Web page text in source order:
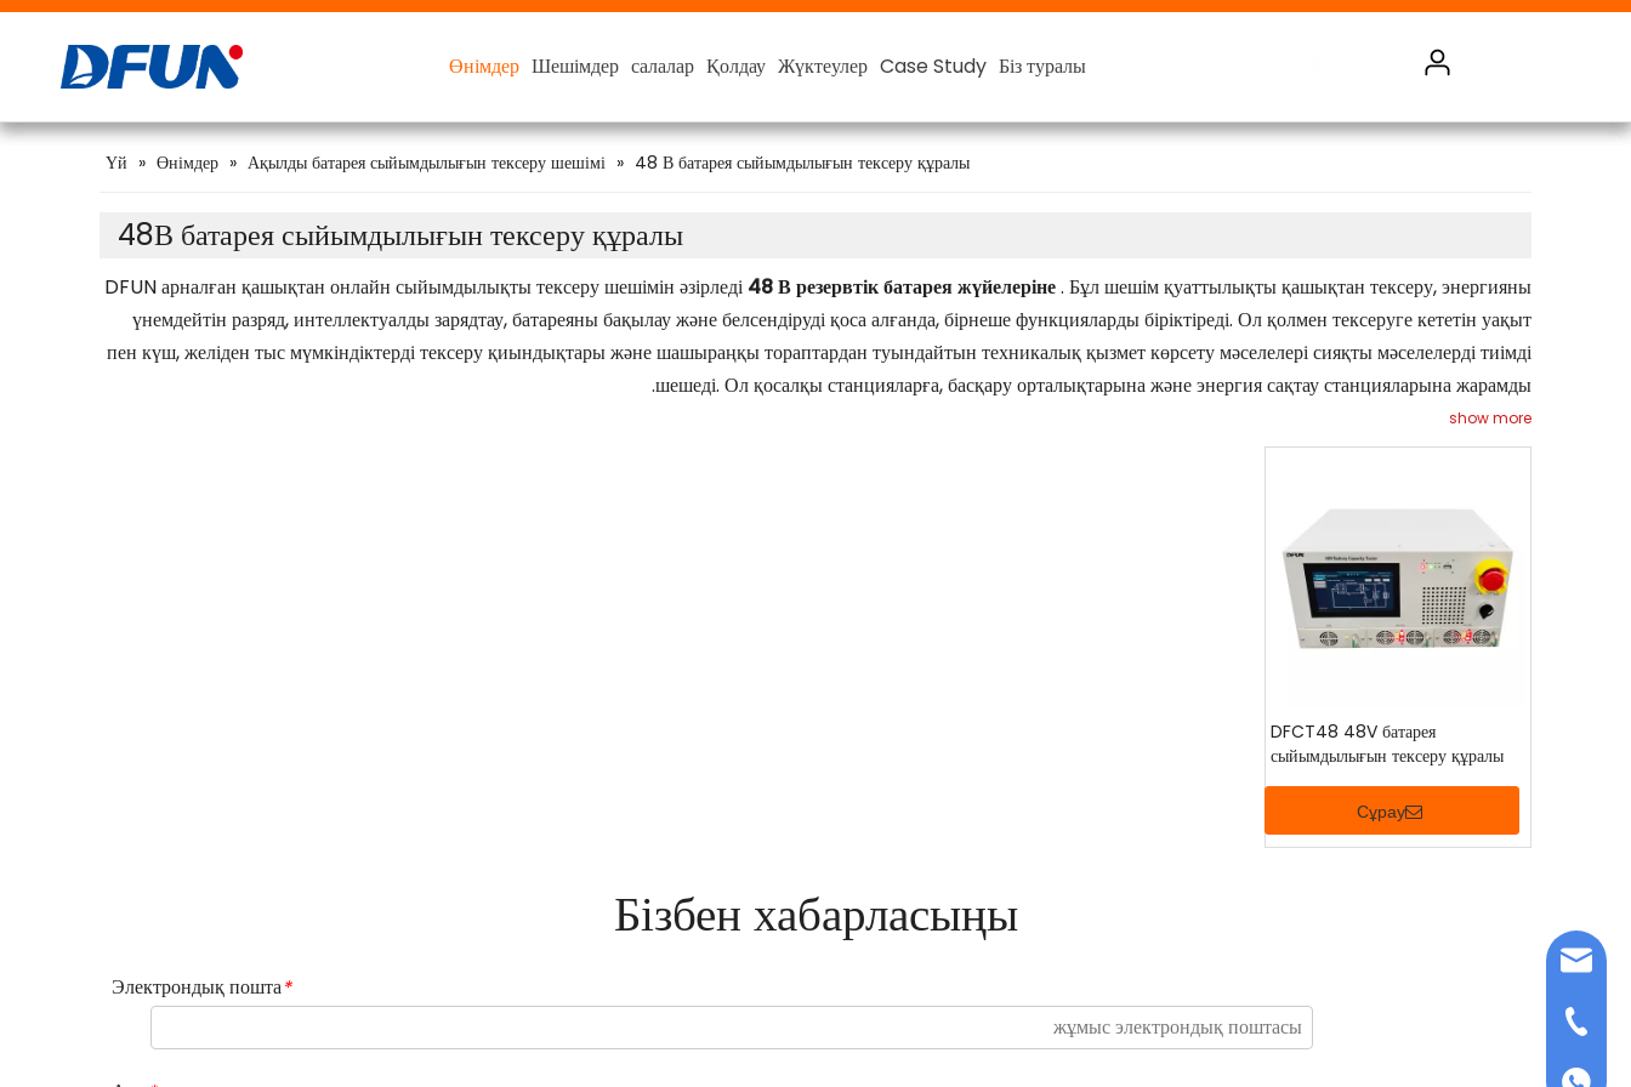
Өнімдер Шешімдер салалар Қолдау Жүктеулер Case Study Біз туралы
Өнімдер Шешімдер салалар Қолдау Жүктеулер Case Study Біз туралы
Өнімдер Шешімдер салалар Қолдау Жүктеулер Case Study Біз туралы
Өнімдер Шешімдер салалар Қолдау Жүктеулер Case Study Біз туралы
Үй » Өнімдер » Ақылды батарея сыйымдылығын тексеру шешімі » 48 В батарея сыйымдылығын тексеру құралы
48В батарея сыйымдылығын тексеру құралы
DFUN арналған қашықтан онлайн сыйымдылықты тексеру шешімін әзірледі 48 В резервтік батарея жүйелеріне. Бұл шешім қуаттылықты қашықтан тексеру, энергияны
үнемдейтін разряд, интеллектуалды зарядтау, батареяны бақылау және белсендіруді қоса алғанда, бірнеше функцияларды біріктіреді. Ол қолмен тексеруге кететін уақыт
пен күш, желіден тыс мүмкіндіктерді тексеру қиындықтары және шашыраңқы тораптардан туындайтын техникалық қызмет көрсету мәселелері сияқты мәселелерді тиімді
шешеді. Ол қосалқы станцияларға, басқару орталықтарына және энергия сақтау станцияларына жарамды.
show more
DFCT48 48V батарея
сыйымдылығын тексеру құралы
Сұрау
Бізбен хабарласыңы
*
Электрондық пошта
+86-756-
+86 15919182362